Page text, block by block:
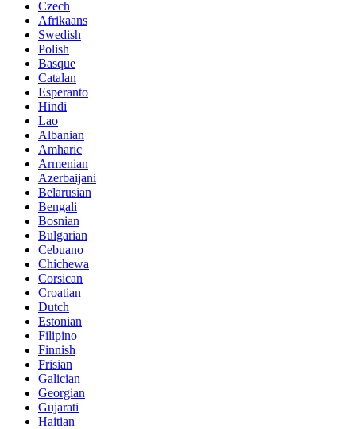
Czech
Afrikaans
Swedish
Polish
Basque
Catalan
Esperanto
Hindi
Lao
Albanian
Amharic
Armenian
Azerbaijani
Belarusian
Bengali
Bosnian
Bulgarian
Cebuano
Chichewa
Corsican
Croatian
Dutch
Estonian
Filipino
Finnish
Frisian
Galician
Georgian
Gujarati
Haitian